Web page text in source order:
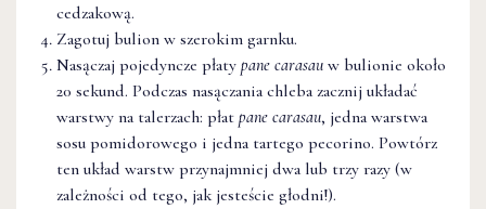
cedzakową.
Zagotuj bulion w szerokim garnku.
Nasączaj pojedyncze płaty pane carasau w bulionie około
20 sekund. Podczas nasączania chleba zacznij układać
warstwy na talerzach: płat pane carasau, jedna warstwa
sosu pomidorowego i jedna tartego pecorino. Powtórz
ten układ warstw przynajmniej dwa lub trzy razy (w
zależności od tego, jak jesteście głodni!).